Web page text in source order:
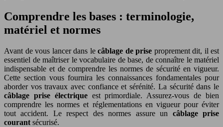
Comprendre les bases : terminologie,
matériel et normes
Avant de vous lancer dans le câblage de prise proprement dit, il est
essentiel de maîtriser le vocabulaire de base, de connaître le matériel
indispensable et de comprendre les normes de sécurité en vigueur.
Cette section vous fournira les connaissances fondamentales pour
aborder vos travaux avec confiance et sérénité. La sécurité dans le
câblage prise électrique est primordiale. Assurez-vous de bien
comprendre les normes et réglementations en vigueur pour éviter
tout accident. Le respect des normes assure un câblage prise
courant sécurisé.